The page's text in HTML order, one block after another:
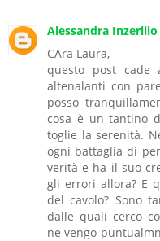
Alessandra Inzerillo
CAra Laura,
questo post cade
altenalanti con
posso
cosa è un tantino
toglie la serenità.
ogni battaglia di
verità e ha il suo
gli errori allora? E
del cavolo? Sono
dalle quali cerco
ne vengo